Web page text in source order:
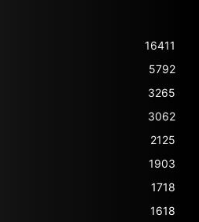
16411
5792
3265
3062
2125
1903
1718
1618